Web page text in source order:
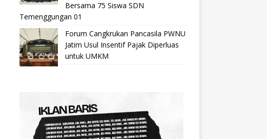
Bersama 75 Siswa SDN
Temenggungan 01
Forum Cangkrukan Pancasila PWNU
Jatim Usul Insentif Pajak Diperluas
untuk UMKM